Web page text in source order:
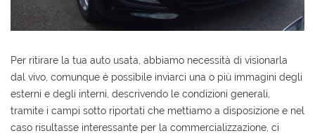
Per ritirare la tua auto usata, abbiamo necessità di visionarla
dal vivo, comunque è possibile inviarci una o più immagini degli
esterni e degli interni, descrivendo le condizioni generali,
tramite i campi sotto riportati che mettiamo a disposizione e nel
caso risultasse interessante per la commercializzazione, ci